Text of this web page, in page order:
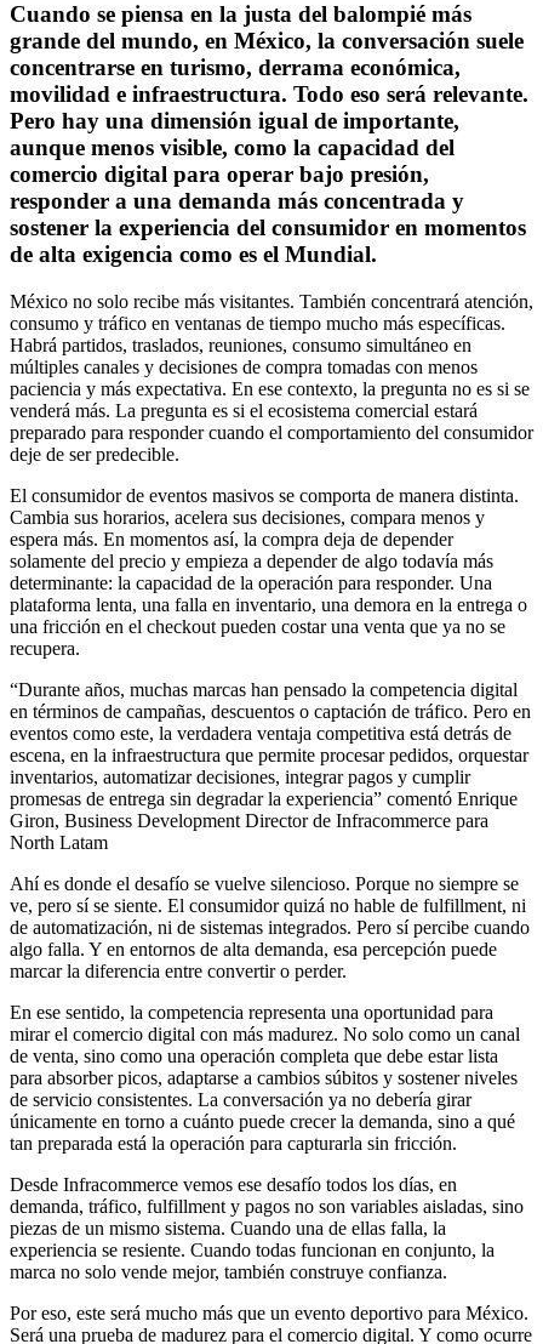
Cuando se piensa en la justa del balompié más
grande del mundo, en México, la conversación suele
concentrarse en turismo, derrama económica,
movilidad e infraestructura. Todo eso será relevante.
Pero hay una dimensión igual de importante,
aunque menos visible, como la capacidad del
comercio digital para operar bajo presión,
responder a una demanda más concentrada y
sostener la experiencia del consumidor en momentos
de alta exigencia como es el Mundial.
México no solo recibe más visitantes. También concentrará atención,
consumo y tráfico en ventanas de tiempo mucho más específicas.
Habrá partidos, traslados, reuniones, consumo simultáneo en
múltiples canales y decisiones de compra tomadas con menos
paciencia y más expectativa. En ese contexto, la pregunta no es si se
venderá más. La pregunta es si el ecosistema comercial estará
preparado para responder cuando el comportamiento del consumidor
deje de ser predecible.
El consumidor de eventos masivos se comporta de manera distinta.
Cambia sus horarios, acelera sus decisiones, compara menos y
espera más. En momentos así, la compra deja de depender
solamente del precio y empieza a depender de algo todavía más
determinante: la capacidad de la operación para responder. Una
plataforma lenta, una falla en inventario, una demora en la entrega o
una fricción en el checkout pueden costar una venta que ya no se
recupera.
“Durante años, muchas marcas han pensado la competencia digital
en términos de campañas, descuentos o captación de tráfico. Pero en
eventos como este, la verdadera ventaja competitiva está detrás de
escena, en la infraestructura que permite procesar pedidos, orquestar
inventarios, automatizar decisiones, integrar pagos y cumplir
promesas de entrega sin degradar la experiencia” comentó Enrique
Giron, Business Development Director de Infracommerce para
North Latam
Ahí es donde el desafío se vuelve silencioso. Porque no siempre se
ve, pero sí se siente. El consumidor quizá no hable de fulfillment, ni
de automatización, ni de sistemas integrados. Pero sí percibe cuando
algo falla. Y en entornos de alta demanda, esa percepción puede
marcar la diferencia entre convertir o perder.
En ese sentido, la competencia representa una oportunidad para
mirar el comercio digital con más madurez. No solo como un canal
de venta, sino como una operación completa que debe estar lista
para absorber picos, adaptarse a cambios súbitos y sostener niveles
de servicio consistentes. La conversación ya no debería girar
únicamente en torno a cuánto puede crecer la demanda, sino a qué
tan preparada está la operación para capturarla sin fricción.
Desde Infracommerce vemos ese desafío todos los días, en
demanda, tráfico, fulfillment y pagos no son variables aisladas, sino
piezas de un mismo sistema. Cuando una de ellas falla, la
experiencia se resiente. Cuando todas funcionan en conjunto, la
marca no solo vende mejor, también construye confianza.
Por eso, este será mucho más que un evento deportivo para México.
Será una prueba de madurez para el comercio digital. Y como ocurre